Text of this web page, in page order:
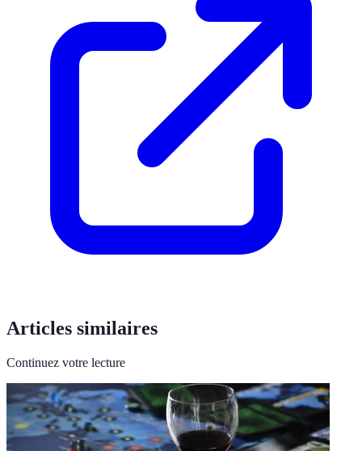
Articles similaires
Continuez votre lecture